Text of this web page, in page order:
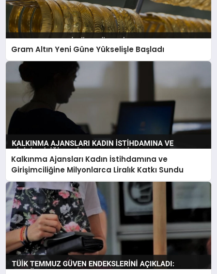
Gram Altın Yeni Güne Yükselişle Başladı
Kalkınma Ajansları Kadın İstihdamına ve
Girişimciliğine Milyonlarca Liralık Katkı Sundu